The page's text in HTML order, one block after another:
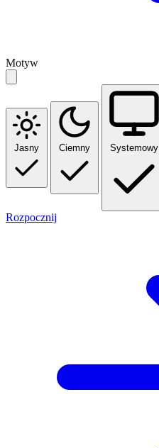
Motyw
Jasny Ciemny Systemowy
Rozpocznij